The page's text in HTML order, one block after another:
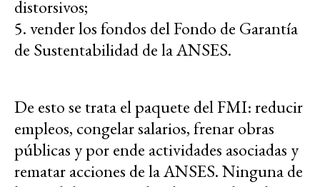
distorsivos;
5. vender los fondos del Fondo de Garantía
de Sustentabilidad de la ANSES.
De esto se trata el paquete del FMI: reducir
empleos, congelar salarios, frenar obras
públicas y por ende actividades asociadas y
rematar acciones de la ANSES. Ninguna de